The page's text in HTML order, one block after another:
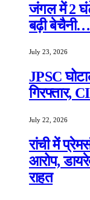
जंगल में 2
बढ़ी
July 23, 2026
JPSC
गिरफ्तार,
July 22, 2026
रांची में
आरोप,
राहत